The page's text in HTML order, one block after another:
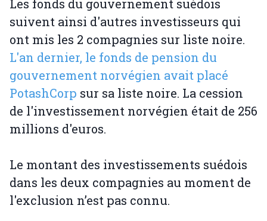
Les fonds du gouvernement suédois
suivent ainsi d'autres investisseurs qui
ont mis les 2 compagnies sur liste noire.
L'an dernier, le fonds de pension du
gouvernement norvégien avait placé
PotashCorp sur sa liste noire. La cession
de l'investissement norvégien était de 256
millions d'euros.
Le montant des investissements suédois
dans les deux compagnies au moment de
l'exclusion n’est pas connu.